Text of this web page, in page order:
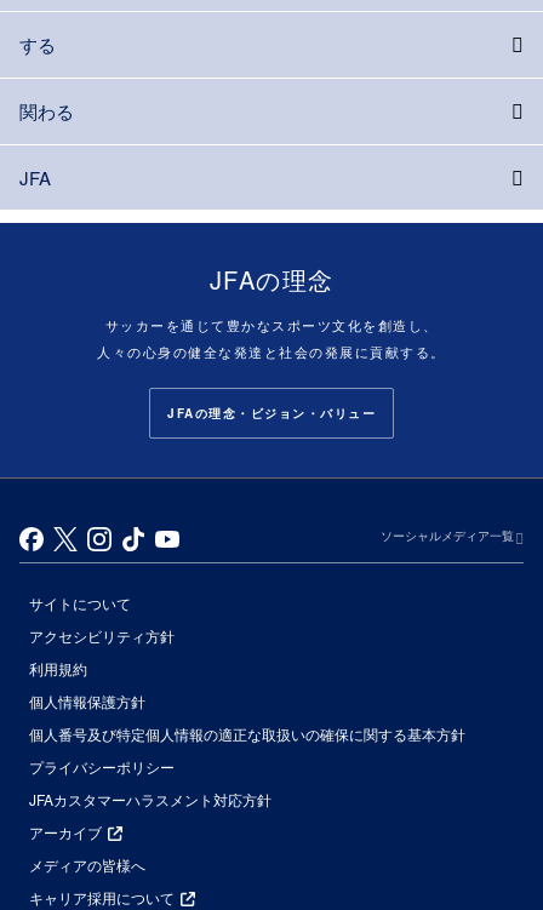
する
関わる
JFA
JFAの理念
サッカーを通じて豊かなスポーツ文化を創造し、
人々の心身の健全な発達と社会の発展に貢献する。
JFAの理念・ビジョン・バリュー
ソーシャルメディア一覧
サイトについて
アクセシビリティ方針
利用規約
個人情報保護方針
個人番号及び特定個人情報の適正な取扱いの確保に関する基本方針
プライバシーポリシー
JFAカスタマーハラスメント対応方針
アーカイブ
メディアの皆様へ
キャリア採用について